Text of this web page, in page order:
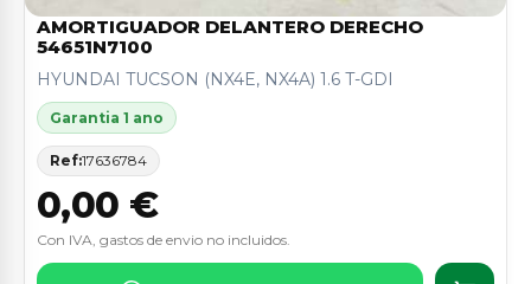
AMORTIGUADOR DELANTERO DERECHO
54651N7100
HYUNDAI TUCSON (NX4E, NX4A) 1.6 T-GDI
Garantia 1 ano
Ref:17636784
0,00 €
Con IVA, gastos de envio no incluidos.